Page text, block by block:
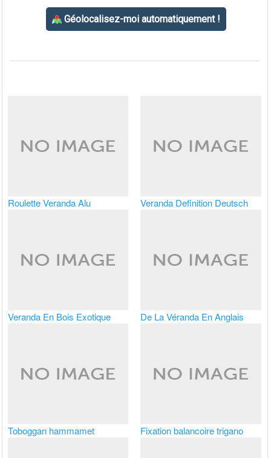
Roulette Veranda Alu Veranda Definition Deutsch
Veranda En Bois Exotique De La Véranda En Anglais
Toboggan hammamet Fixation balancoire trigano